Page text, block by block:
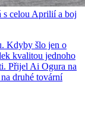
s celou Aprilií a boj
Kdyby šlo jen o
kvalitou jednoho
Přijel Ai Ogura na
druhé tovární